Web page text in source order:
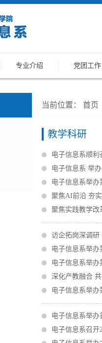
专业介绍 党团工作
当前位置： 首页
教学科研
电子信息系顺利
电子信息系 举
电子信息系举
聚焦AI前沿 夯
聚焦实践教学
访企拓岗深调
电子信息系举
电子信息系举
深化产教融合
电子信息系举
电子信息系举
电子信息系召开